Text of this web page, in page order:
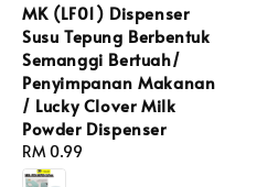
MK (LF01) Dispenser
Susu Tepung Berbentuk
Semanggi Bertuah/
Penyimpanan Makanan
/ Lucky Clover Milk
Powder Dispenser
Regular
price
RM 0.99